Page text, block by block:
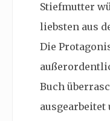
Stiefmutter
liebsten aus
Die
Buch